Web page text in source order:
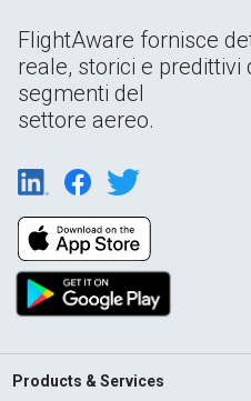
FlightAware fornisce
reale, storici e predittivi
segmenti del
settore aereo.
Products & Services